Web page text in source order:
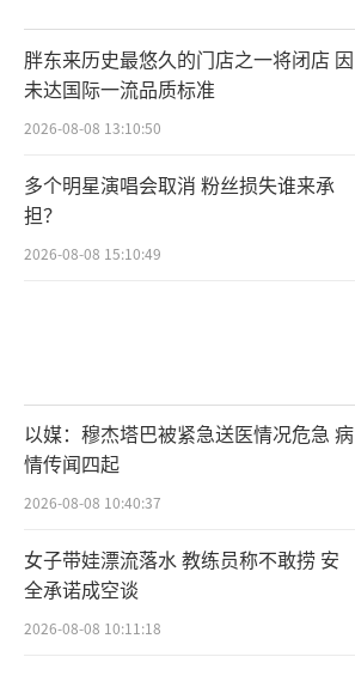
胖东来历史最悠久的门店之一将闭店 因
未达国际一流品质标准
2026-08-08 13:10:50
多个明星演唱会取消 粉丝损失谁来承
担？
2026-08-08 15:10:49
以媒：穆杰塔巴被紧急送医情况危急 病
情传闻四起
2026-08-08 10:40:37
女子带娃漂流落水 教练员称不敢捞 安
全承诺成空谈
2026-08-08 10:11:18